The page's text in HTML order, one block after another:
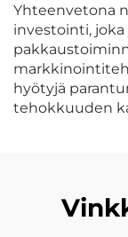
Yhteenvetona
investointi,
hyötyjä
tehokkuuden